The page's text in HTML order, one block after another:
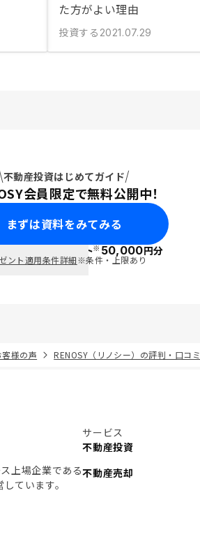
た方がよい理由
投資する 2021.07.29
不動産投資はじめてガイド
会員限定で無料公開中！
まずは資料をみてみる
ポイント※50,000円分
ント適用条件詳細※条件・上限あり
客様の声 RENOSY（リノシー）の評判・口コミ
上場企業である
ています。
サービス
不動産投資
不動産売却